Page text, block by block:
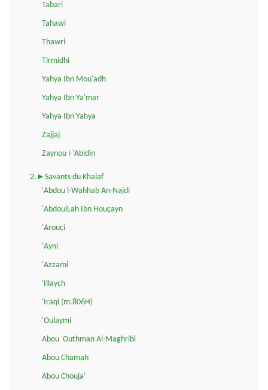
Tabari
Tahawi
Thawri
Tirmidhi
Yahya Ibn Mou'adh
Yahya Ibn Ya'mar
Yahya Ibn Yahya
Zajjaj
Zaynou l-'Abidin
2.►Savants du Khalaf
'Abdou l-Wahhab An-Najdi
'AbdoulLah Ibn Houçayn
'Arouçi
'Ayni
'Azzami
'Illaych
'Iraqi (m.806H)
'Oulaymi
Abou 'Outhman Al-Maghribi
Abou Chamah
Abou Chouja'